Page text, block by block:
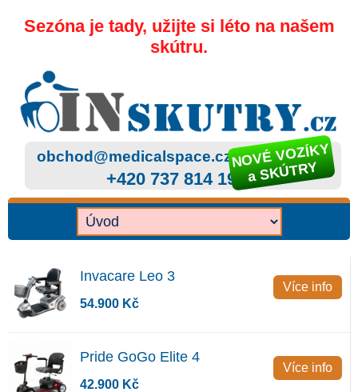
Sezóna je tady, užijte si léto na našem
skútru.
obchod@medicalspace.cz
+420 737 814 199
NOVÉ VOZÍKY
a SKÚTRY
Invacare Leo 3
54.900 Kč
Více info
Pride GoGo Elite 4
42.900 Kč
Více info